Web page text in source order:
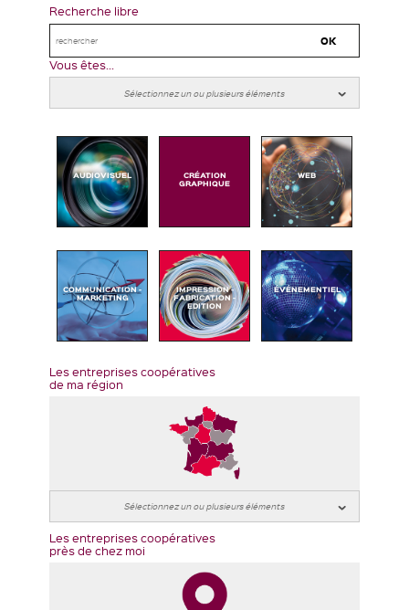
Recherche libre
Vous êtes...
AUDIOVISUEL CRÉATION
GRAPHIQUE
WEB
COMMUNICATION -
MARKETING
IMPRESSION -
FABRICATION -
EDITION
ÉVÉNEMENTIEL
Les entreprises coopératives
de ma région
Les entreprises coopératives
près de chez moi